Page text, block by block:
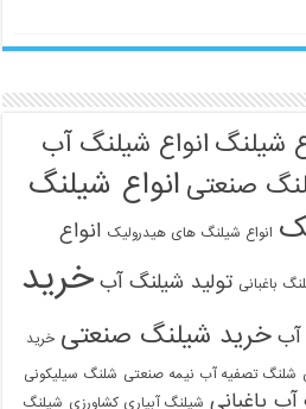
شیلنگ انواع شیلنگ آب
صنعتی انواع شیلنگ
انواع شیلنگ های هیدرولیک انواع
باغبانی تولید شیلنگ آب خرید
آب خرید شیلنگ صنعتی خرید
شلنگ تصفیه آب نیمه صنعتی شلنگ سیلیکونی
باغبانی شیلنگ آبیاری کشاورزی شیلنگ
021-33112528